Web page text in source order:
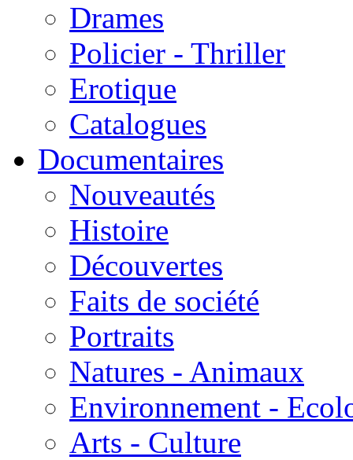
Drames
Policier - Thriller
Erotique
Catalogues
Documentaires
Nouveautés
Histoire
Découvertes
Faits de société
Portraits
Natures - Animaux
Environnement -
Arts - Culture